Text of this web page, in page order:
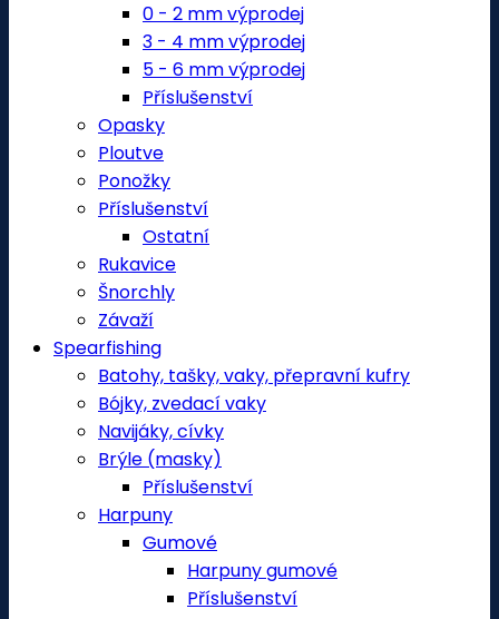
0 - 2 mm výprodej
3 - 4 mm výprodej
5 - 6 mm výprodej
Příslušenství
Opasky
Ploutve
Ponožky
Příslušenství
Ostatní
Rukavice
Šnorchly
Závaží
Spearfishing
Batohy, tašky, vaky, přepravní kufry
Bójky, zvedací vaky
Navijáky, cívky
Brýle (masky)
Příslušenství
Harpuny
Gumové
Harpuny gumové
Příslušenství